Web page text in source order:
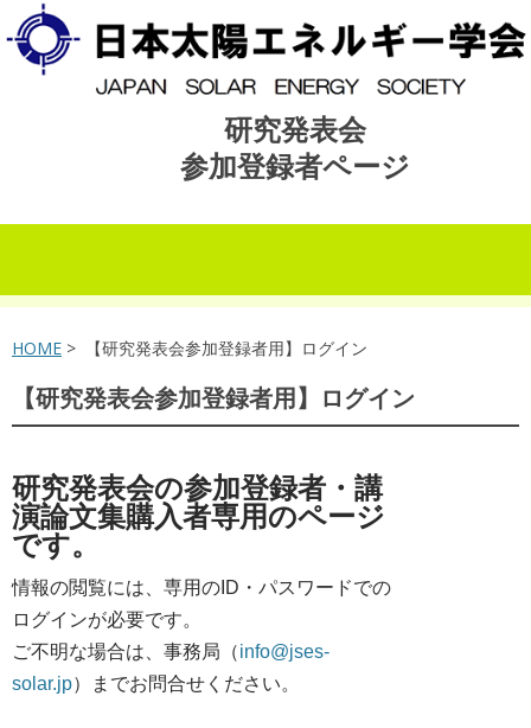
研究発表会
参加登録者ページ
コンテンツへスキップ
HOME > 【研究発表会参加登録者用】ログイン
【研究発表会参加登録者用】ログイン
研究発表会の参加登録者・講
演論文集購入者専用のページ
です。
情報の閲覧には、専用のID・パスワードでの
ログインが必要です。
ご不明な場合は、事務局（info@jses-
solar.jp）までお問合せください。